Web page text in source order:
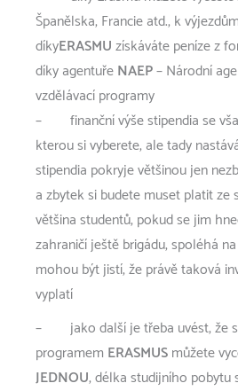
Španělska, Francie atd., k
díkyERASMUzískáváte peníze z
díky agentuřeNAEP– Národní
vzdělávací programy
– finanční výše stipendia se
kterou si vyberete, ale tady
stipendia pokryje většinou jen
a zbytek si budete muset platit ze
většina studentů, pokud se jim
zahraničí ještě brigádu, spoléhá
mohou být jistí, že právě taková
vyplatí
– jako další je třeba uvést, že
programem ERASMUSmůžete
JEDNOU, délka studijního pobytu